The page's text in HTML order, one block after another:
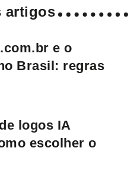
artigos
e o
Brasil: regras
logos IA
escolher o